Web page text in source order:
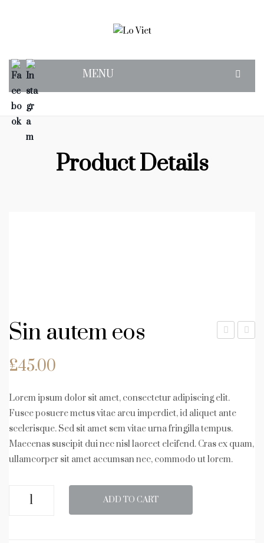
MENU
OUR STORY
FIND USProduct Details
m
fur
nitu
re
Sin autem eos
£45.00
Lorem ipsum dolor sit amet, consectetur adipiscing elit.
Fusce posuere metus vitae arcu imperdiet, id aliquet ante
scelerisque. Sed sit amet sem vitae urna fringilla tempus.
Maecenas suscipit dui nec nisl laoreet eleifend. Cras ex quam,
ullamcorper sit amet accumsan nec, commodo ut lorem.
ADD TO CART